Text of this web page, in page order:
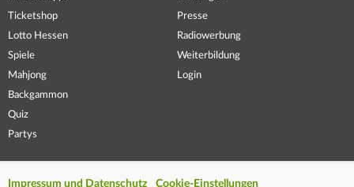
Ticketshop
Lotto Hessen
Spiele
Mahjong
Backgammon
Quiz
Partys
Presse
Radiowerbung
Weiterbildung
Login
Impressum und Datenschutz Cookie-Einstellungen